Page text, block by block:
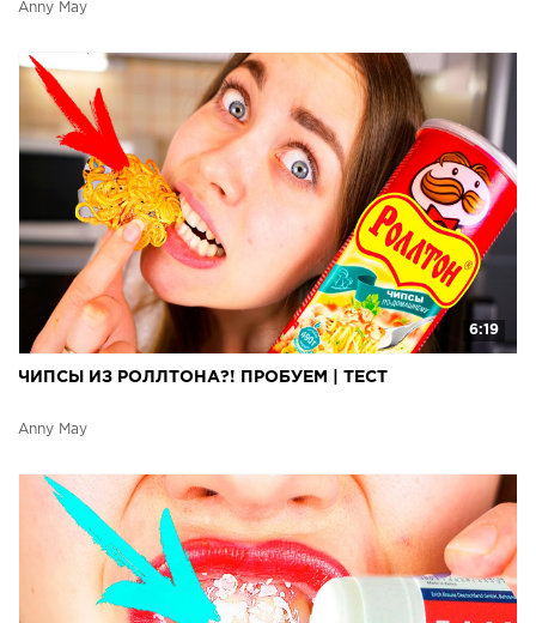
Anny May
6:19
ЧИПСЫ ИЗ РОЛЛТОНА?! ПРОБУЕМ | ТЕСТ
Anny May